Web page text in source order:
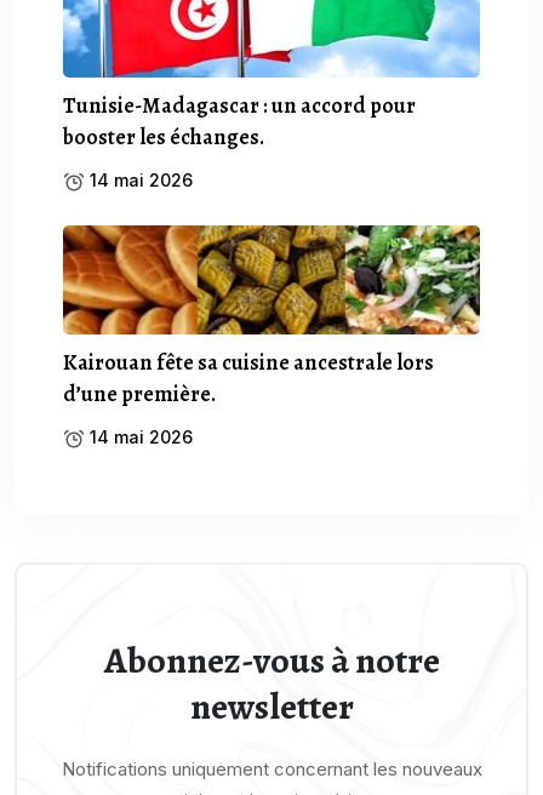
Tunisie-Madagascar : un accord pour
booster les échanges.
14 mai 2026
Kairouan fête sa cuisine ancestrale lors
d’une première.
14 mai 2026
Abonnez-vous à notre
newsletter
Notifications uniquement concernant les nouveaux